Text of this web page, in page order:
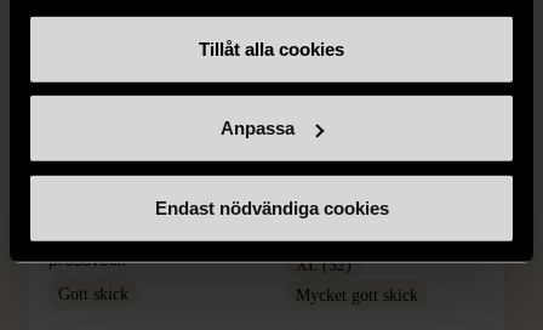
Tillåt alla cookies
Anpassa
Endast nödvändiga cookies
DRESSMANN
pressveck
Gott skick
BONDELID
Bondelid - Randig skjorta
XL (52)
Mycket gott skick